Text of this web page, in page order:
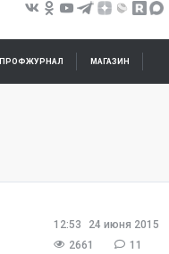
ПРОФЖУРНАЛ МАГАЗИН
12:53
24 июня 2015
2661
11